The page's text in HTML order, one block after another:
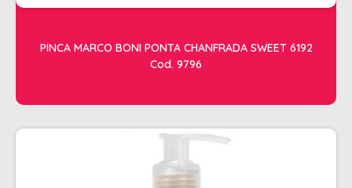
LUVAS E SAPATILHAS C/CREME
BARBEARIA
PINCA MARCO BONI PONTA CHANFRADA SWEET 6192
Cod. 9796